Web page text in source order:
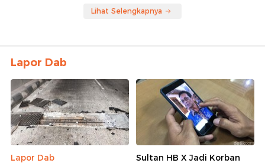
Lihat Selengkapnya
Lapor Dab
Lapor Dab
Sultan HB X Jadi Korban